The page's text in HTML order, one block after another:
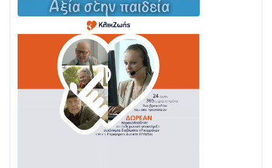
Με Αρχιερατική Λαμπρότητα η Πανήγυρη της
Μεταμορφώσεως του Σωτήρος στο Γολέμι
Ενισχύεται η Πολιτική Προστασία στο Δήμο Αγρινίου
με δύο νέα υδροφόρα οχήματα
02/08 • 18:26
Διαβάστε την «Ναυπακτία» που κυκλοφορεί
31/07 • 08:16
Δωρίδα για Όλους: «Καμία εκχώρηση των νερών